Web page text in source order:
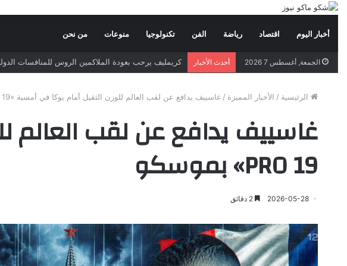
أخبار اليوم اقتصاد رياضة الفن تكنولوجيا منوعات من نحن
الجمعة, أغسطس 7 2026 أحدث الأخبار كريمليف يرحب بعودة الملاكمين الروس للمنافسات
الرئيسية / الأخبار المميزة / غاسييف يدافع عن لقب العالم للوزن الثقيل أمام يوكا في أمسية «IBA PRO 19» بموسكو
PRO 19» بموسكو
2026-05-28